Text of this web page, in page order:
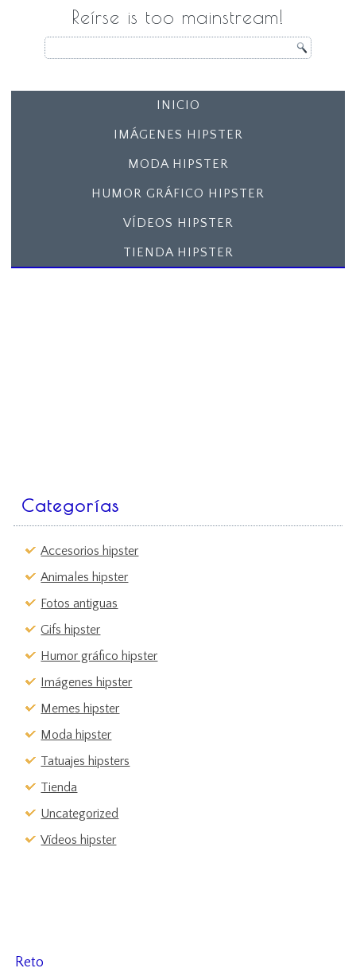
Reírse is too mainstream!
INICIO
IMÁGENES HIPSTER
MODA HIPSTER
HUMOR GRÁFICO HIPSTER
VÍDEOS HIPSTER
TIENDA HIPSTER
Categorías
Accesorios hipster
Animales hipster
Fotos antiguas
Gifs hipster
Humor gráfico hipster
Imágenes hipster
Memes hipster
Moda hipster
Tatuajes hipsters
Tienda
Uncategorized
Vídeos hipster
Reto